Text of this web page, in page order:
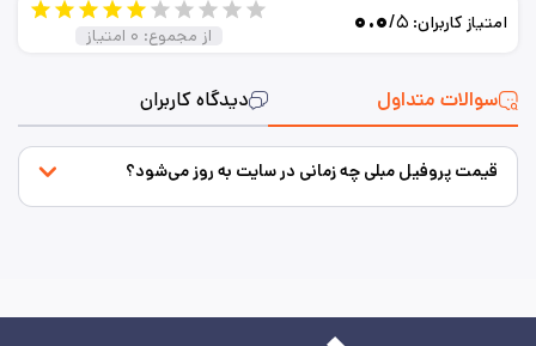
سوالات متداول دیدگاه کاربران
امتیاز کاربران: ۰.۰/۵
از مجموع: ۰ امتیاز
قیمت پروفیل مبلی چه زمانی در سایت به روز می‌شود؟